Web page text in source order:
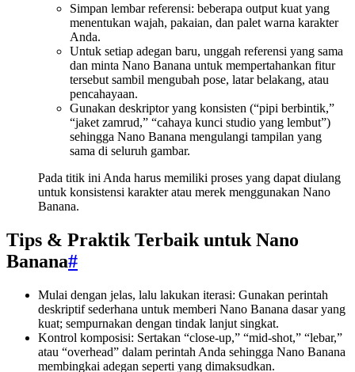
Simpan lembar referensi: beberapa output kuat yang
menentukan wajah, pakaian, dan palet warna karakter
Anda.
Untuk setiap adegan baru, unggah referensi yang sama
dan minta Nano Banana untuk mempertahankan fitur
tersebut sambil mengubah pose, latar belakang, atau
pencahayaan.
Gunakan deskriptor yang konsisten (“pipi berbintik,”
“jaket zamrud,” “cahaya kunci studio yang lembut”)
sehingga Nano Banana mengulangi tampilan yang
sama di seluruh gambar.
Pada titik ini Anda harus memiliki proses yang dapat diulang
untuk konsistensi karakter atau merek menggunakan Nano
Banana.
Tips & Praktik Terbaik untuk Nano
Banana#
Mulai dengan jelas, lalu lakukan iterasi: Gunakan perintah
deskriptif sederhana untuk memberi Nano Banana dasar yang
kuat; sempurnakan dengan tindak lanjut singkat.
Kontrol komposisi: Sertakan “close-up,” “mid-shot,” “lebar,”
atau “overhead” dalam perintah Anda sehingga Nano Banana
membingkai adegan seperti yang dimaksudkan.